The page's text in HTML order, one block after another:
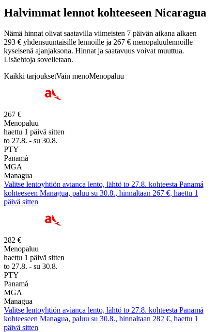
Halvimmat lennot kohteeseen Nicaragua
Nämä hinnat olivat saatavilla viimeisten 7 päivän aikana alkaen
293 € yhdensuuntaisille lennoille ja 267 € menopaluulennoille
kyseisenä ajanjaksona. Hinnat ja saatavuus voivat muuttua.
Lisäehtoja sovelletaan.
Kaikki tarjouksetVain menoMenopaluu
267 €
Menopaluu
haettu 1 päivä sitten
to 27.8. - su 30.8.
PTY
Panamá
MGA
Managua
Valitse lentoyhtiön avianca lento, lähtö to 27.8. kohteesta Panamá
kohteeseen Managua, paluu su 30.8., hinnaltaan 267 €, haettu 1
päivä sitten
282 €
Menopaluu
haettu 1 päivä sitten
to 27.8. - su 30.8.
PTY
Panamá
MGA
Managua
Valitse lentoyhtiön avianca lento, lähtö to 27.8. kohteesta Panamá
kohteeseen Managua, paluu su 30.8., hinnaltaan 282 €, haettu 1
päivä sitten